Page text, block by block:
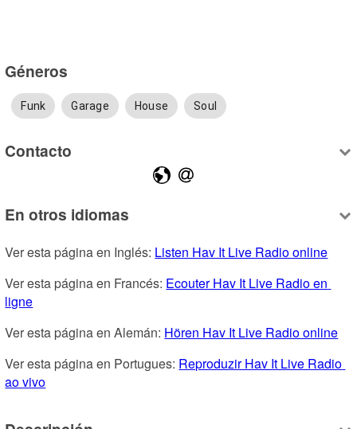
Géneros
Funk Garage House Soul
Contacto
En otros idiomas
Ver esta página en Inglés: Listen Hav It Live Radio online
Ver esta página en Francés: Ecouter Hav It Live Radio en
ligne
Ver esta página en Alemán: Hören Hav It Live Radio online
Ver esta página en Portugues: Reproduzir Hav It Live Radio
ao vivo